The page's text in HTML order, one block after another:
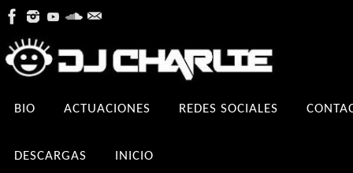
contenido
BIO ACTUACIONES REDES SOCIALES
DESCARGAS INICIO